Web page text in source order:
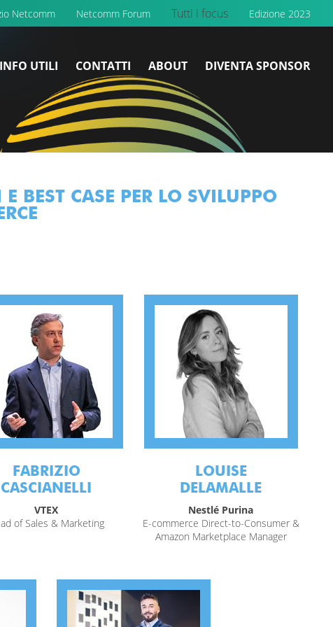
Netcomm Netcomm Forum Tutti i focus Edizione 2023
INFO UTILI CONTATTI ABOUT DIVENTA SPONSOR
BEST CASE PER LO SVILUPPO
FABRIZIO
CASCIANELLI
VTEX
of Sales & Marketing
LOUISE
DELAMALLE
Nestlé Purina
E-commerce Direct-to-Consumer &
Amazon Marketplace Manager